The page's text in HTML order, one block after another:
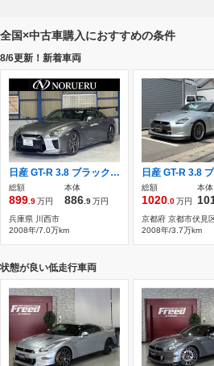
全国×中古車購入におすすめの条件
8/6更新！新着車両
日産 GT-R 3.8 ブラックエディション 4WD HKSマフラー HKSフロントパイプ
総額
899 .9万円
本体
886 .9万円
兵庫県 川西市
2008年/7.0万km
総額
1020 .0万円
本体
京都府 京都市伏見
2008年/3.7万km
状態が良い低走行車両